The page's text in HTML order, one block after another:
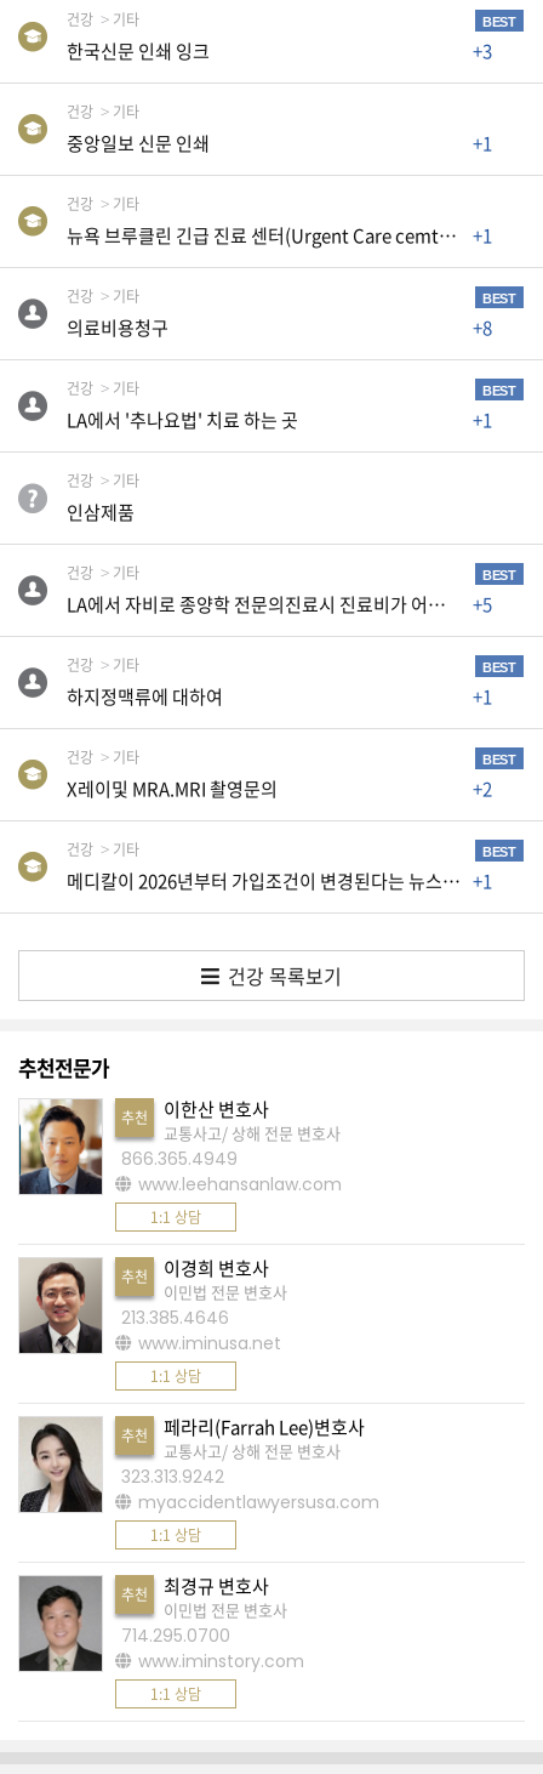
일
상
동
정
부
서
비
전
가
칼
럼
국
생
활
TIP
질
문
공
항
A
S
미
국
이
수
칙
안
내
인
바
랍
니
건강 기타 BEST
한국신문 인쇄 잉크 +3
건강 기타
중앙일보 신문 인쇄 +1
건강 기타
뉴욕 브루클린 긴급 진료 센터(Urgent Care cemter) +1
건강 기타 BEST
의료비용청구 +8
건강 기타 BEST
LA에서 '추나요법' 치료 하는 곳 +1
건강 기타
인삼제품
건강 기타 BEST
LA에서 자비로 종양학 전문의진료시 진료비가 어느정도될까요? +5
건강 기타 BEST
하지정맥류에 대하여 +1
건강 기타 BEST
X레이및 MRA.MRI 촬영문의 +2
건강 기타 BEST
메디칼이 2026년부터 가입조건이 변경된다는 뉴스를 들었 +1
건강 목록보기
추천전문가
추천 이한산 변호사
교통사고/ 상해 전문 변호사
866.365.4949
www.leehansanlaw.com
1:1 상담
추천 이경희 변호사
이민법 전문 변호사
213.385.4646
www.iminusa.net
1:1 상담
추천 페라리(Farrah Lee)변호사
교통사고/ 상해 전문 변호사
323.313.9242
myaccidentlawyersusa.com
1:1 상담
추천 최경규 변호사
이민법 전문 변호사
714.295.0700
www.iminstory.com
1:1 상담